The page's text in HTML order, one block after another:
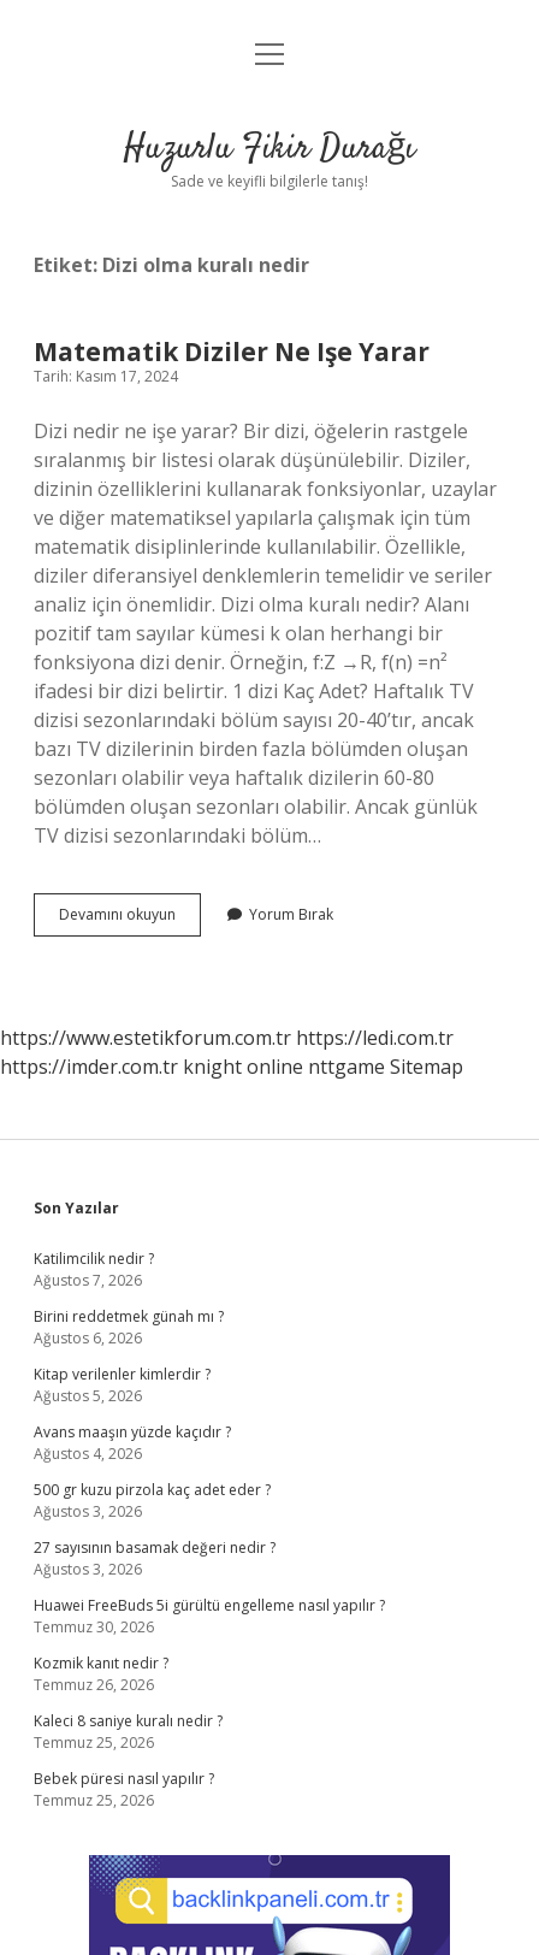
Anasayfa
Yasal Uyarı
menüyü
Huzurlu Fikir Durağı
Sade ve keyifli bilgilerle tanış!
Etiket: Dizi olma kuralı nedir
Matematik Diziler Ne Işe Yarar
Tarih: Kasım 17, 2024
Dizi nedir ne işe yarar? Bir dizi, öğelerin rastgele
sıralanmış bir listesi olarak düşünülebilir. Diziler,
dizinin özelliklerini kullanarak fonksiyonlar, uzaylar
ve diğer matematiksel yapılarla çalışmak için tüm
matematik disiplinlerinde kullanılabilir. Özellikle,
diziler diferansiyel denklemlerin temelidir ve seriler
analiz için önemlidir. Dizi olma kuralı nedir? Alanı
pozitif tam sayılar kümesi k olan herhangi bir
fonksiyona dizi denir. Örneğin, f:Z →R, f(n) =n²
ifadesi bir dizi belirtir. 1 dizi Kaç Adet? Haftalık TV
dizisi sezonlarındaki bölüm sayısı 20-40’tır, ancak
bazı TV dizilerinin birden fazla bölümden oluşan
sezonları olabilir veya haftalık dizilerin 60-80
bölümden oluşan sezonları olabilir. Ancak günlük
TV dizisi sezonlarındaki bölüm…
Devamını okuyun Matematik
Diziler
Yorum Bırak
https://www.estetikforum.com.tr https://ledi.com.tr
https://imder.com.tr knight online nttgame Sitemap
Sidebar
Son Yazılar
Katilimcilik nedir ?
Ağustos 7, 2026
Birini reddetmek günah mı ?
Ağustos 6, 2026
Kitap verilenler kimlerdir ?
Ağustos 5, 2026
Avans maaşın yüzde kaçıdır ?
Ağustos 4, 2026
500 gr kuzu pirzola kaç adet eder ?
Ağustos 3, 2026
27 sayısının basamak değeri nedir ?
Ağustos 3, 2026
Huawei FreeBuds 5i gürültü engelleme nasıl yapılır ?
Temmuz 30, 2026
Kozmik kanıt nedir ?
Temmuz 26, 2026
Kaleci 8 saniye kuralı nedir ?
Temmuz 25, 2026
Bebek püresi nasıl yapılır ?
Temmuz 25, 2026